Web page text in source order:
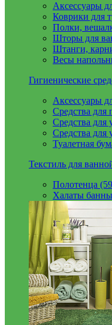
Аксессуары
Коврики для
Полки,
Шторы для
Штанги,
Весы
Гигиенические
Аксессуары
Средства для
Средства для
Средства для
Туалетная
Текстиль для
Полотенца
Халаты